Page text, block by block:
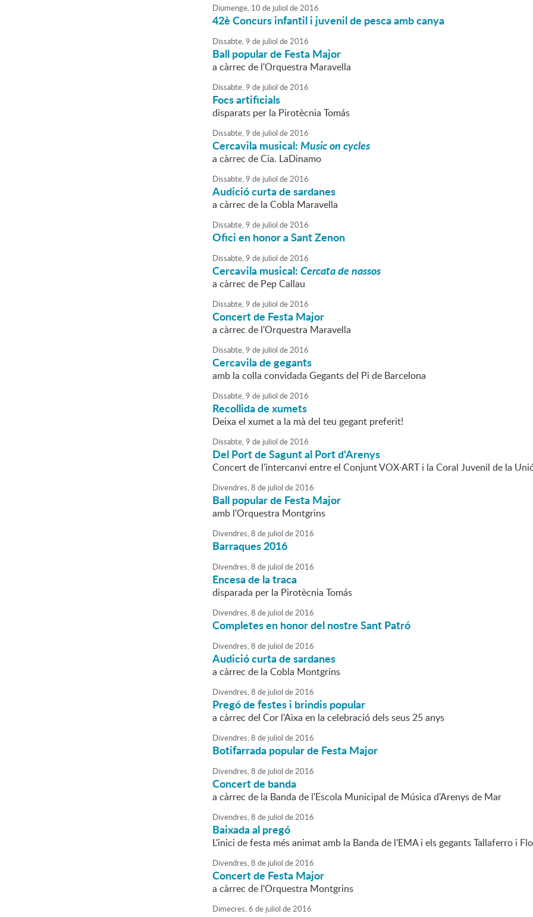
Diumenge, 10 de juliol de2016
42è Concurs infantil i juvenil de pesca amb canya
Dissabte,9 de juliol de2016
Ball popular de Festa Major
a càrrec de l'Orquestra Maravella
Dissabte,9 de juliol de2016
Focs artificials
disparats per la Pirotècnia Tomás
Dissabte,9 de juliol de2016
Cercavila musical:Music on cycles
a càrrec de Cia. LaDinamo
Dissabte,9 de juliol de2016
Audició curta de sardanes
a càrrec de la Cobla Maravella
Dissabte,9 de juliol de2016
Ofici en honor a Sant Zenon
Dissabte,9 de juliol de2016
Cercavila musical:Cercata de nassos
a càrrec de Pep Callau
Dissabte,9 de juliol de2016
Concert de Festa Major
a càrrec de l'Orquestra Maravella
Dissabte,9 de juliol de2016
Cercavila de gegants
amb la colla convidada Gegants del Pi de Barcelona
Dissabte,9 de juliol de2016
Recollida de xumets
Deixa el xumet a la mà del teu gegant preferit!
Dissabte,9 de juliol de2016
Del Port de Sagunt al Port d'Arenys
Concert de l'intercanvi entre el Conjunt VOX·ART i la Coral Juvenil de la
Divendres,8 de juliol de2016
Ball popular de Festa Major
amb l'Orquestra Montgrins
Divendres,8 de juliol de2016
Barraques 2016
Divendres,8 de juliol de2016
Encesa de la traca
disparada per la Pirotècnia Tomás
Divendres,8 de juliol de2016
Completes en honor del nostre Sant Patró
Divendres,8 de juliol de2016
Audició curta de sardanes
a càrrec de la Cobla Montgrins
Divendres,8 de juliol de2016
Pregó de festes i brindis popular
a càrrec del Cor l'Aixa en la celebració dels seus 25 anys
Divendres,8 de juliol de2016
Botifarrada popular de Festa Major
Divendres,8 de juliol de2016
Concert de banda
a càrrec de la Banda de l'Escola Municipal de Música d'Arenys de Mar
Divendres,8 de juliol de2016
Baixada al pregó
L'inici de festa més animat amb la Banda de l'EMA i els gegants Tallaferro i
Divendres,8 de juliol de2016
Concert de Festa Major
a càrrec de l'Orquestra Montgrins
Dimecres,6 de juliol de2016